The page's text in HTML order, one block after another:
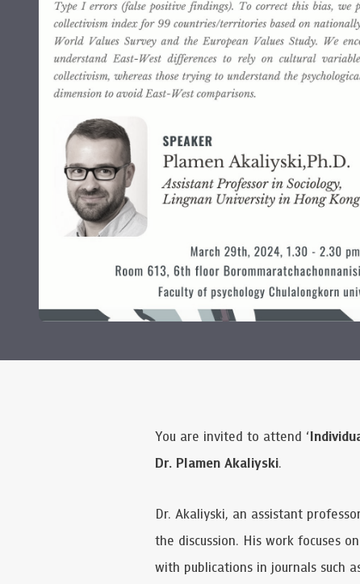
You are invited to attend ‘
Dr. Plamen Akaliyski.
Dr. Akaliyski, an assistant
the discussion. His work focuses
with publications in journals such